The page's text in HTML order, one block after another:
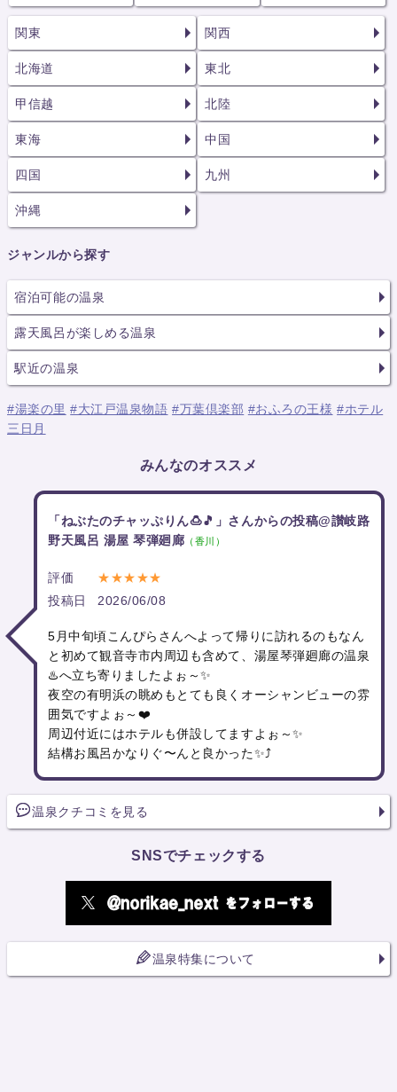
関東 関西
北海道 東北
甲信越 北陸
東海 中国
四国 九州
沖縄
ジャンルから探す
宿泊可能の温泉
露天風呂が楽しめる温泉
駅近の温泉
#湯楽の里 #大江戸温泉物語 #万葉倶楽部 #おふろの王様 #ホテル
三日月
みんなのオススメ
「ねぶたのチャッぷりん🍮🎵」さんからの投稿@讃岐路
野天風呂 湯屋 琴弾廻廊 （香川）
評価
★★★★★
投稿日
2026/06/08
5月中旬頃こんぴらさんへよって帰りに訪れるのもなん
と初めて観音寺市内周辺も含めて、湯屋琴弾廻廊の温泉
♨️へ立ち寄りましたよぉ～✨
夜空の有明浜の眺めもとても良くオーシャンビューの雰
囲気ですよぉ～❤️
周辺付近にはホテルも併設してますよぉ～✨
結構お風呂かなりぐ〜んと良かった✨⤴️
温泉クチコミを見る
SNSでチェックする
温泉特集について